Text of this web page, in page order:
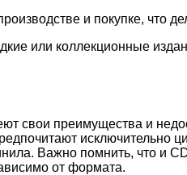
и покупке, что
или коллекционные
свои преимущества и
Важно помнить, что и
от формата.